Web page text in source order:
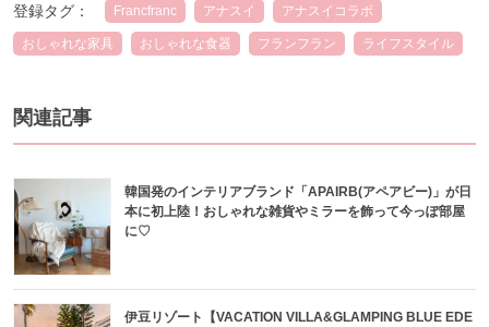
登録タグ： Francfranc アナスイ アナスイコラボ
おしゃれな家具 おしゃれな食器 フランフラン ライフスタイル
関連記事
韓国発のインテリアブランド「APAIRB(アペアビー)」が日
本に初上陸！おしゃれな雑貨やミラーを飾って今っぽ部屋
に♡
伊豆リゾート【VACATION VILLA&GLAMPING BLUE EDE